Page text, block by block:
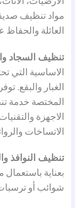
مواد تنظيف
العائلة والحفاظ
تنظيف السجاد
الاساسية التي
الغبار والبقع.
المختصة خدمة
الاجهزة
الاتساخات
تنظيف النوافذ
بعناية
شوائب أو